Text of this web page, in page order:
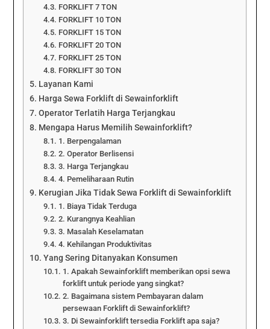
FORKLIFT 7 TON
FORKLIFT 10 TON
FORKLIFT 15 TON
FORKLIFT 20 TON
FORKLIFT 25 TON
FORKLIFT 30 TON
Layanan Kami
Harga Sewa Forklift di Sewainforklift
Operator Terlatih Harga Terjangkau
Mengapa Harus Memilih Sewainforklift?
1. Berpengalaman
2. Operator Berlisensi
3. Harga Terjangkau
4. Pemeliharaan Rutin
Kerugian Jika Tidak Sewa Forklift di Sewainforklift
1. Biaya Tidak Terduga
2. Kurangnya Keahlian
3. Masalah Keselamatan
4. Kehilangan Produktivitas
Yang Sering Ditanyakan Konsumen
1. Apakah Sewainforklift memberikan opsi sewa
forklift untuk periode yang singkat?
2. Bagaimana sistem Pembayaran dalam
persewaan Forklift di Sewainforklift?
3. Di Sewainforklift tersedia Forklift apa saja?